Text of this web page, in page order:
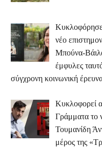
Κυκλοφόρησε
νέο
Μπούνα-
έμφυλες
σύγχρονη κοινωνική
Κυκλοφορεί
Γράμματα το
Τουμανίδη
μέρος της